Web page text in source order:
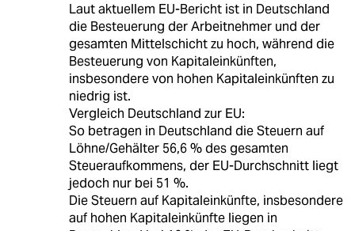
Laut aktuellem EU-Bericht ist in Deutschland
die Besteuerung der Arbeitnehmer und der
gesamten Mittelschicht zu hoch, während die
Besteuerung von Kapitaleinkünften,
insbesondere von hohen Kapitaleinkünften zu
niedrig ist.
Vergleich Deutschland zur EU:
So betragen in Deutschland die Steuern auf
Löhne/Gehälter 56,6 % des gesamten
Steueraufkommens, der EU-Durchschnitt liegt
jedoch nur bei 51 %.
Die Steuern auf Kapitaleinkünfte, insbesondere
auf hohen Kapitaleinkünfte liegen in